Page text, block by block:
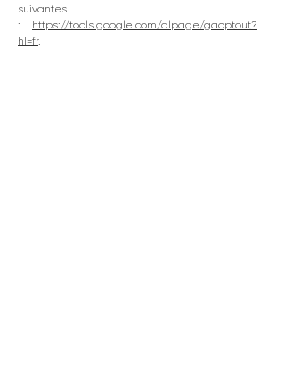
suivantes
: https://tools.google.com/dlpage/gaoptout?
hl=fr.